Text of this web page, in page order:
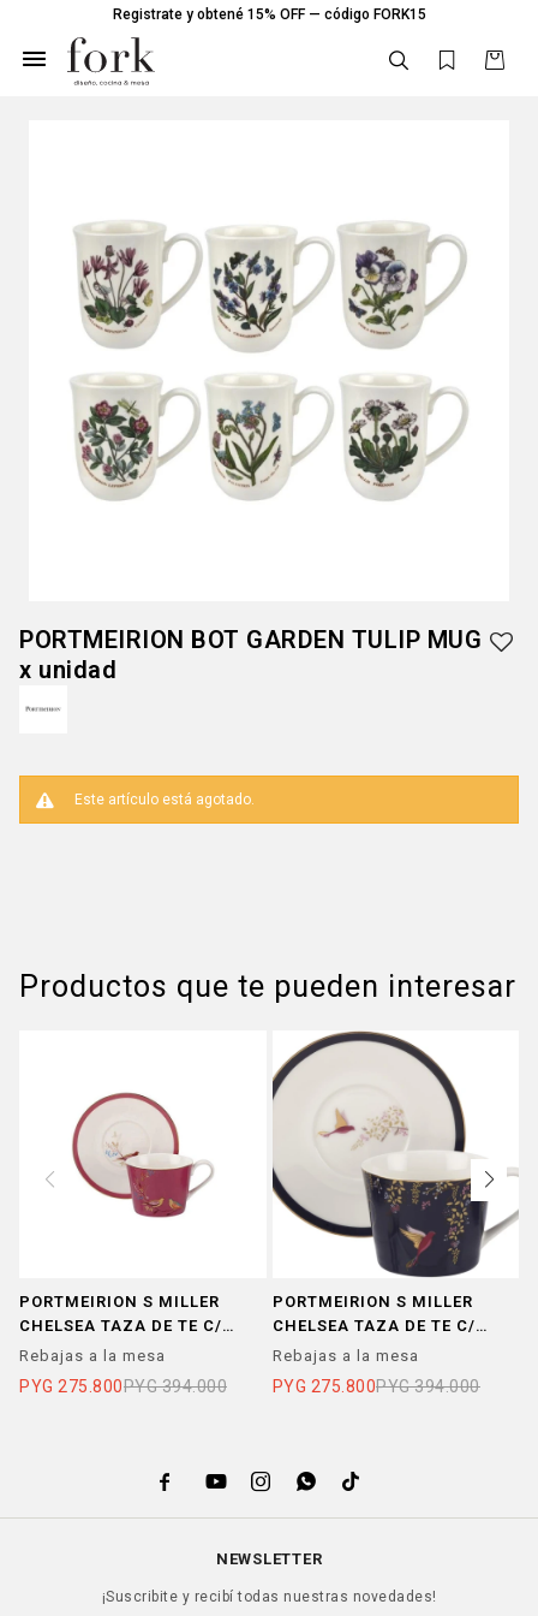
Registrate y obtené 15% OFF — código FORK15

PORTMEIRION BOT GARDEN TULIP MUG
x unidad
Este artículo está agotado.
Productos que te pueden interesar
PORTMEIRION S MILLER
CHELSEA TAZA DE TE C/
PLATO ROSA
Rebajas a la mesa
PYG 275.800PYG 394.000
PORTMEIRION S MILLER
CHELSEA TAZA DE TE C/
PLATO AZUL
Rebajas a la mesa
PYG 275.800PYG 394.000
    
NEWSLETTER
¡Suscribite y recibí todas nuestras novedades!